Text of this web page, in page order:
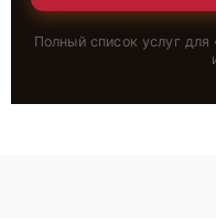
Полный список услуг для